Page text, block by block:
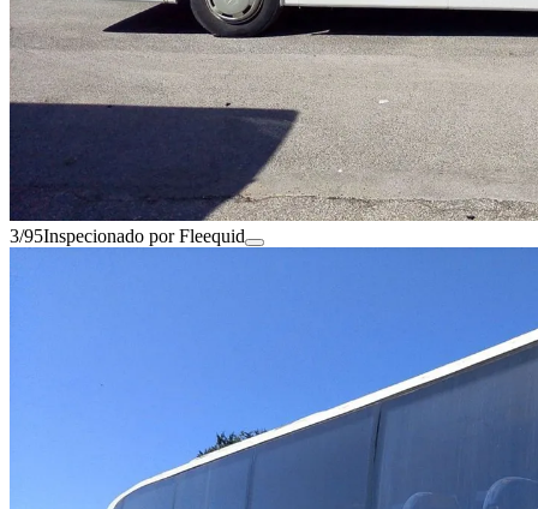
3/95Inspecionado por Fleequid